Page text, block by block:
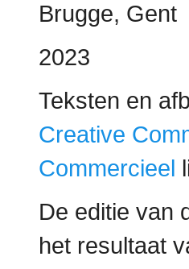
Brugge, Gent
2023
Teksten en
Creative
Commercieel
De editie van
het resultaat